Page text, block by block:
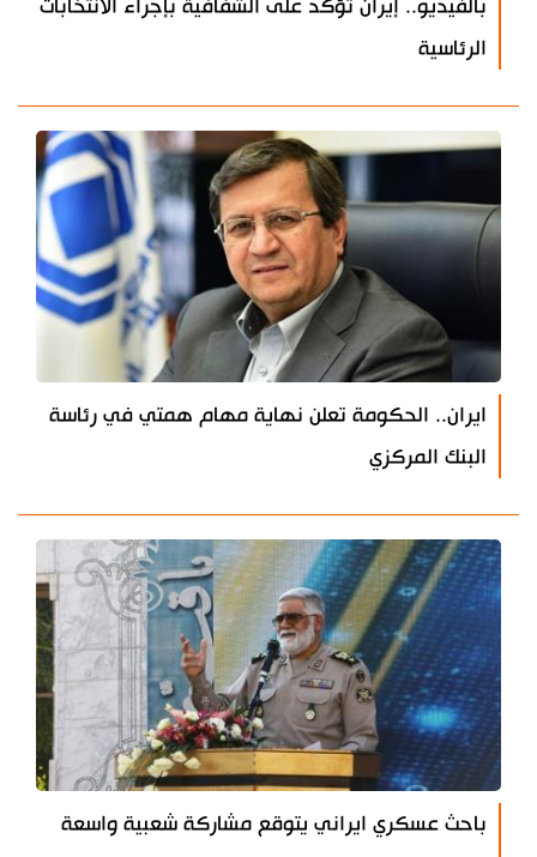
بالفيديو.. إيران تؤكد على الشفافية بإجراء الانتخابات
الرئاسية
ايران.. الحكومة تعلن نهاية مهام همتي في رئاسة
البنك المركزي
باحث عسكري ايراني يتوقع مشاركة شعبية واسعة